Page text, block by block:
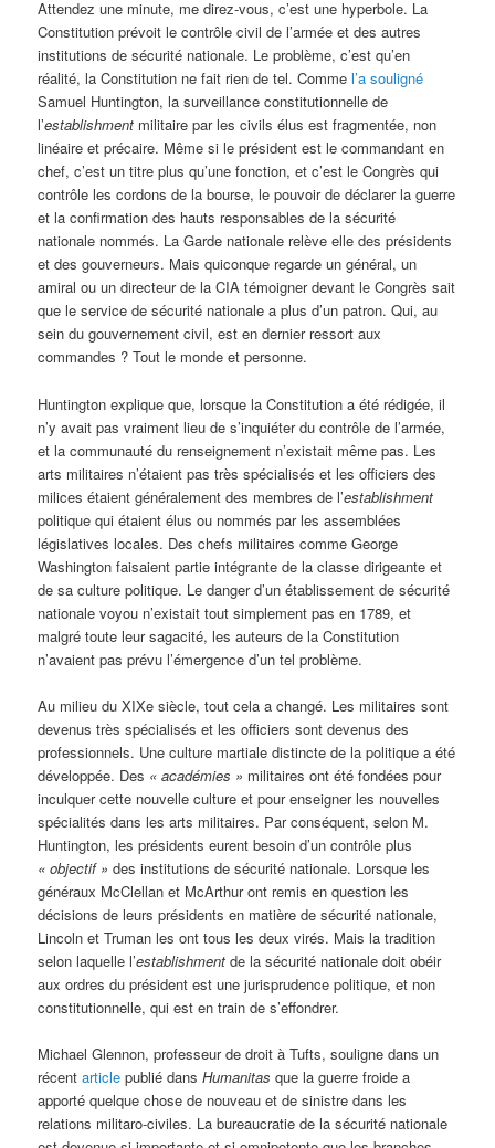
Attendez une minute, me direz-vous, c’est une hyperbole. La
Constitution prévoit le contrôle civil de l’armée et des autres
institutions de sécurité nationale. Le problème, c’est qu’en
réalité, la Constitution ne fait rien de tel. Commel’a souligné
Samuel Huntington, la surveillance constitutionnelle de
l’establishment militaire par les civils élus est fragmentée, non
linéaire et précaire. Même si le président est le commandant en
chef, c’est un titre plus qu’une fonction, et c’est le Congrès qui
contrôle les cordons de la bourse, le pouvoir de déclarer la guerre
et la confirmation des hauts responsables de la sécurité
nationale nommés. La Garde nationale relève elle des présidents
et des gouverneurs. Mais quiconque regarde un général, un
amiral ou un directeur de la CIA témoigner devant le Congrès sait
que le service de sécurité nationale a plus d’un patron. Qui, au
sein du gouvernement civil, est en dernier ressort aux
commandes ? Tout le monde et personne.
Huntington explique que, lorsque la Constitution a été rédigée, il
n’y avait pas vraiment lieu de s’inquiéter du contrôle de l’armée,
et la communauté du renseignement n’existait même pas. Les
arts militaires n’étaient pas très spécialisés et les officiers des
milices étaient généralement des membres de l’establishment
politique qui étaient élus ou nommés par les assemblées
législatives locales. Des chefs militaires comme George
Washington faisaient partie intégrante de la classe dirigeante et
de sa culture politique. Le danger d’un établissement de sécurité
nationale voyou n’existait tout simplement pas en 1789, et
malgré toute leur sagacité, les auteurs de la Constitution
n’avaient pas prévu l’émergence d’un tel problème.
Au milieu du XIXe siècle, tout cela a changé. Les militaires sont
devenus très spécialisés et les officiers sont devenus des
professionnels. Une culture martiale distincte de la politique a été
développée. Des « académies » militaires ont été fondées pour
inculquer cette nouvelle culture et pour enseigner les nouvelles
spécialités dans les arts militaires. Par conséquent, selon M.
Huntington, les présidents eurent besoin d’un contrôle plus
« objectif » des institutions de sécurité nationale. Lorsque les
généraux McClellan et McArthur ont remis en question les
décisions de leurs présidents en matière de sécurité nationale,
Lincoln et Truman les ont tous les deux virés. Mais la tradition
selon laquelle l’establishment de la sécurité nationale doit obéir
aux ordres du président est une jurisprudence politique, et non
constitutionnelle, qui est en train de s’effondrer.
Michael Glennon, professeur de droit à Tufts, souligne dans un
récentarticle publié dansHumanitasque la guerre froide a
apporté quelque chose de nouveau et de sinistre dans les
relations militaro-civiles. La bureaucratie de la sécurité nationale